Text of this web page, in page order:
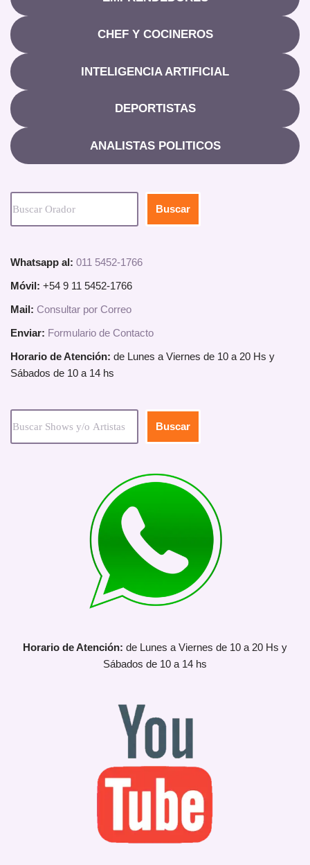
CHEF Y COCINEROS
INTELIGENCIA ARTIFICIAL
DEPORTISTAS
ANALISTAS POLITICOS
Buscar
Whatsapp al: 011 5452-1766
Móvil: +54 9 11 5452-1766
Mail: Consultar por Correo
Enviar: Formulario de Contacto
Horario de Atención: de Lunes a Viernes de 10 a 20 Hs y
Sábados de 10 a 14 hs
Buscar
Horario de Atención: de Lunes a Viernes de 10 a 20 Hs y
Sábados de 10 a 14 hs